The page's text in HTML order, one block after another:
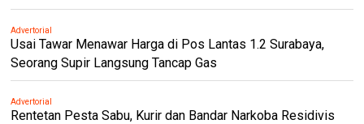
Advertorial
Usai Tawar Menawar Harga di Pos Lantas 1.2 Surabaya,
Seorang Supir Langsung Tancap Gas
Advertorial
Rentetan Pesta Sabu, Kurir dan Bandar Narkoba Residivis